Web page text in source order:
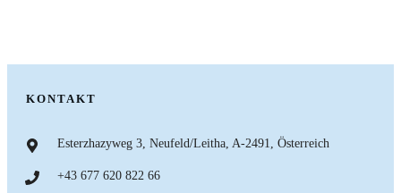
KONTAKT
Esterzhazyweg 3, Neufeld/Leitha, A-2491, Österreich
+43 677 620 822 66